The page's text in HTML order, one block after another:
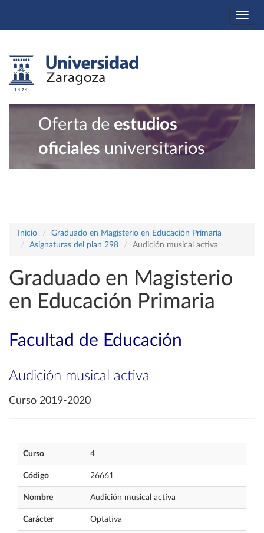
Oferta de estudios
oficiales universitarios
Inicio
Graduado en Magisterio en Educación Primaria
Asignaturas del plan 298
Audición musical activa
Graduado en Magisterio
en Educación Primaria
Facultad de Educación
Audición musical activa
Curso 2019-2020
Curso 4
Código 26661
Nombre Audición musical activa
Carácter Optativa